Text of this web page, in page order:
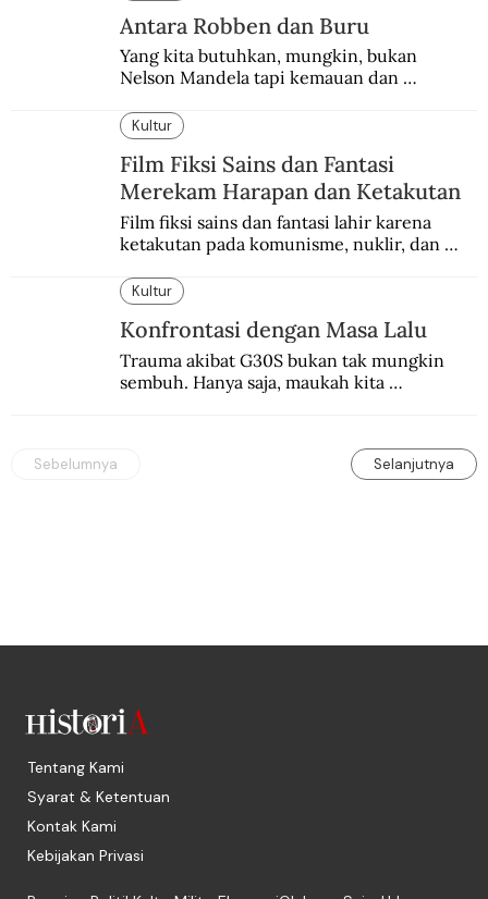
Antara Robben dan Buru
Yang kita butuhkan, mungkin, bukan
Nelson Mandela tapi kemauan dan
dengan berbagai cara yang bisa memenuhi
rasa keadilan.
Kultur
Film Fiksi Sains dan Fantasi
Merekam Harapan dan Ketakutan
Film fiksi sains dan fantasi lahir karena
ketakutan pada komunisme, nuklir, dan
Kultur
Konfrontasi dengan Masa Lalu
Trauma akibat G30S bukan tak mungkin
sembuh. Hanya saja, maukah kita
Sebelumnya Selanjutnya
Tentang Kami
Syarat & Ketentuan
Kontak Kami
Kebijakan Privasi